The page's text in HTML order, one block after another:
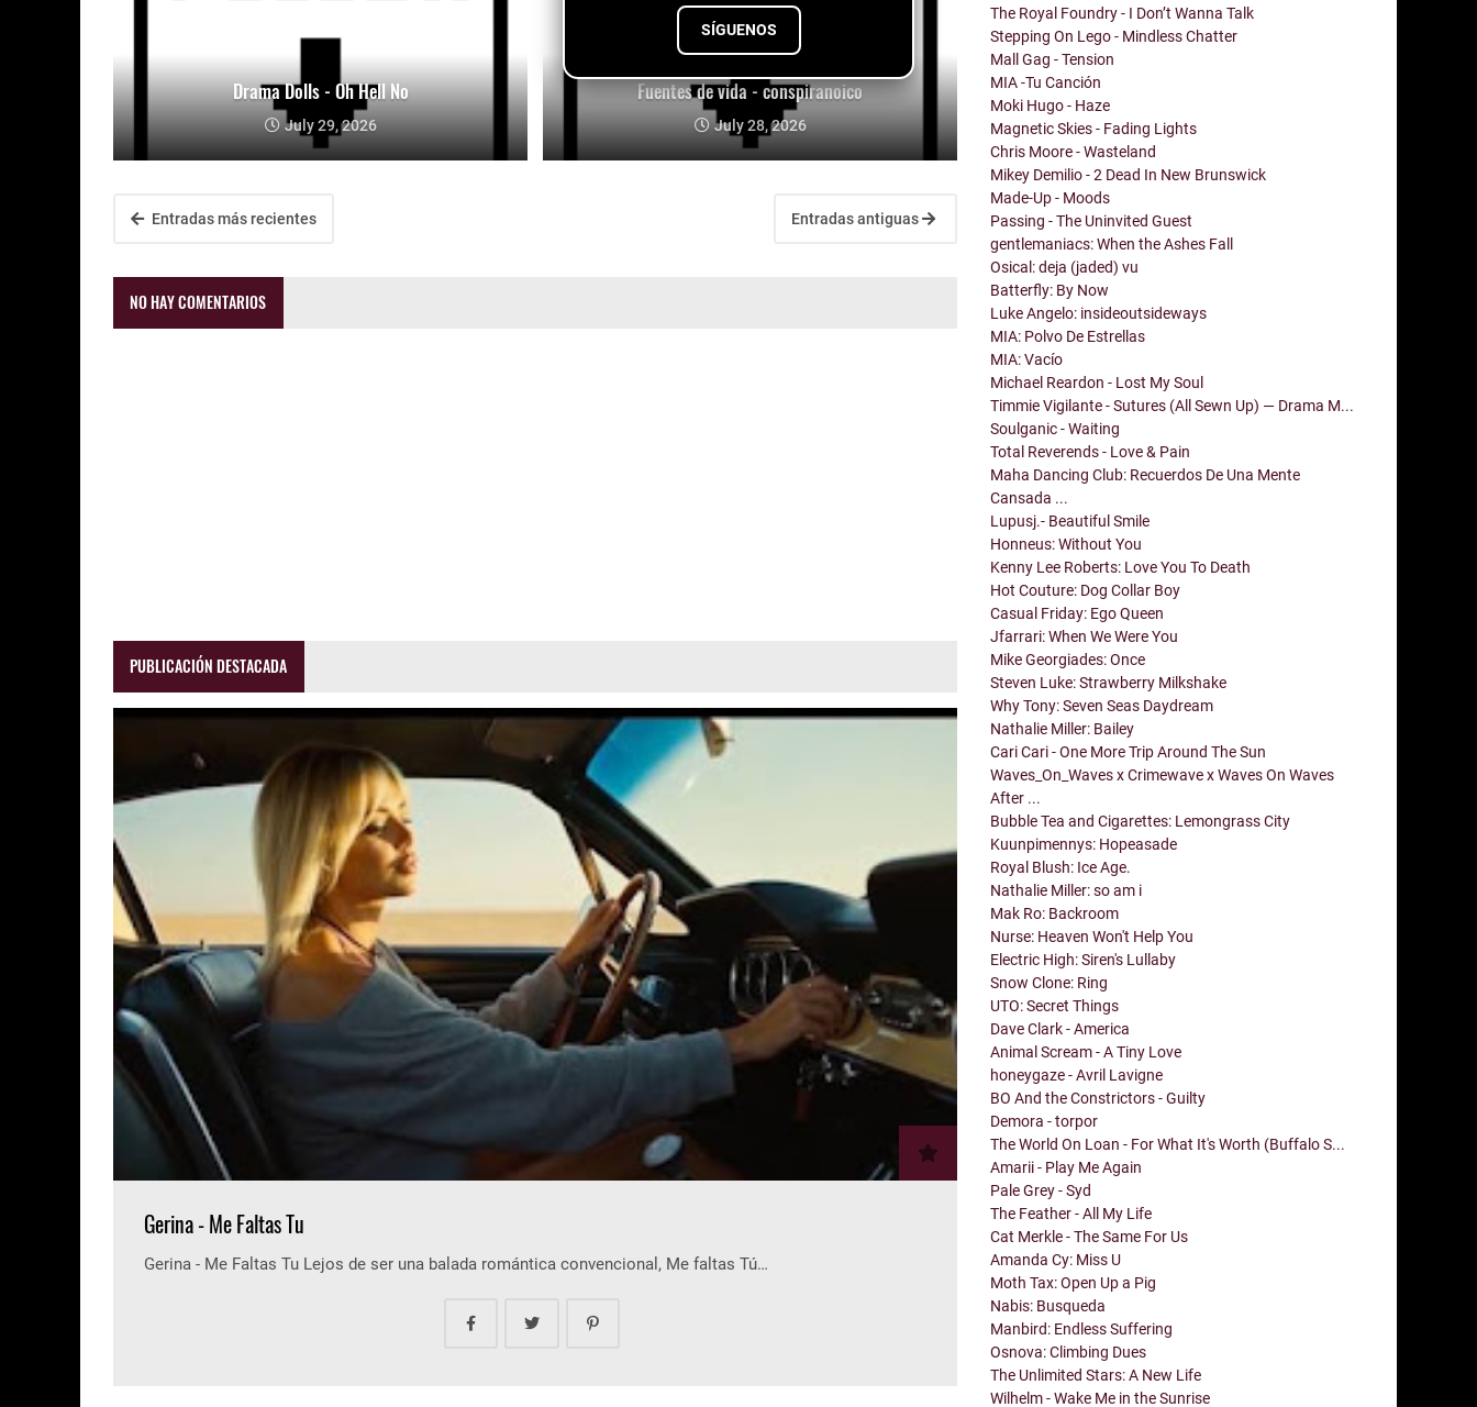
SÍGUENOS
Drama Dolls - Oh Hell No
July 29, 2026
Fuentes de vida - conspiranoico
July 28, 2026
Entradas más recientes Entradas antiguas
NO HAY COMENTARIOS
PUBLICACIÓN DESTACADA
Gerina - Me Faltas Tu
Gerina - Me Faltas Tu Lejos de ser una balada romántica convencional, Me faltas Tú…
The Royal Foundry - I Don’t Wanna Talk
Stepping On Lego - Mindless Chatter
Mall Gag - Tension
MIA -Tu Canción
Moki Hugo - Haze
Magnetic Skies - Fading Lights
Chris Moore - Wasteland
Mikey Demilio - 2 Dead In New Brunswick
Made-Up - Moods
Passing - The Uninvited Guest
gentlemaniacs: When the Ashes Fall
Osical: deja (jaded) vu
Batterfly: By Now
Luke Angelo: insideoutsideways
MIA: Polvo De Estrellas
MIA: Vacío
Michael Reardon - Lost My Soul
Timmie Vigilante - Sutures (All Sewn Up) — Drama M...
Soulganic - Waiting
Total Reverends - Love & Pain
Maha Dancing Club: Recuerdos De Una Mente
Cansada ...
Lupusj.- Beautiful Smile
Honneus: Without You
Kenny Lee Roberts: Love You To Death
Hot Couture: Dog Collar Boy
Casual Friday: Ego Queen
Jfarrari: When We Were You
Mike Georgiades: Once
Steven Luke: Strawberry Milkshake
Why Tony: Seven Seas Daydream
Nathalie Miller: Bailey
Cari Cari - One More Trip Around The Sun
Waves_On_Waves x Crimewave x Waves On Waves
After ...
Bubble Tea and Cigarettes: Lemongrass City
Kuunpimennys: Hopeasade
Royal Blush: Ice Age.
Nathalie Miller: so am i
Mak Ro: Backroom
Nurse: Heaven Won't Help You
Electric High: Siren's Lullaby
Snow Clone: Ring
UTO: Secret Things
Dave Clark - America
Animal Scream - A Tiny Love
honeygaze - Avril Lavigne
BO And the Constrictors - Guilty
Demora - torpor
The World On Loan - For What It's Worth (Buffalo S...
Amarii - Play Me Again
Pale Grey - Syd
The Feather - All My Life
Cat Merkle - The Same For Us
Amanda Cy: Miss U
Moth Tax: Open Up a Pig
Nabis: Busqueda
Manbird: Endless Suffering
Osnova: Climbing Dues
The Unlimited Stars: A New Life
Wilhelm - Wake Me in the Sunrise